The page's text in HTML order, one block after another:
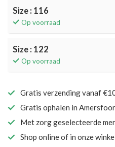
Size : 116
Op voorraad
Size : 122
Op voorraad
Gratis verzending vanaf
Gratis ophalen in
Met zorg geselecteerde
Shop online of in onze